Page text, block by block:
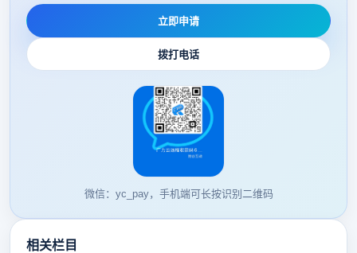
立即申请
拨打电话
微信：yc_pay，手机端可长按识别二维码
相关栏目